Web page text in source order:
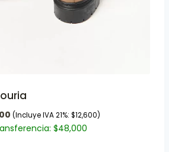
(Incluye IVA 21%: $12,600)
$48,000